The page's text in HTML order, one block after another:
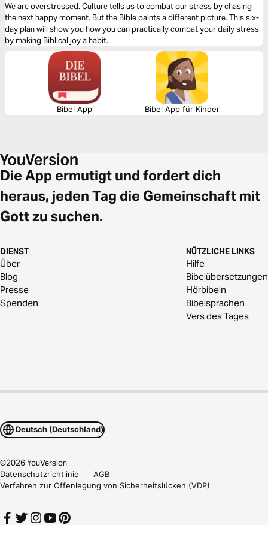
We are overstressed. Culture tells us to combat our stress by chasing
the next happy moment. But the Bible paints a different picture. This six-
day plan will show you how you can practically combat your daily stress
by making Biblical joy a habit.
Bibel App Bibel App für Kinder
Die App ermutigt und fordert dich
heraus, jeden Tag die Gemeinschaft mit
Gott zu suchen.
DIENST
Über
Blog
Presse
Spenden
NÜTZLICHE LINKS
Hilfe
Bibelübersetzungen
Hörbibeln
Bibelsprachen
Vers des Tages
Deutsch (Deutschland)
©2026YouVersion
Datenschutzrichtlinie
AGB
Verfahren zur Offenlegung von Sicherheitslücken (VDP)